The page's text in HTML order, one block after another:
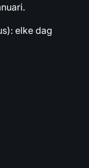
elke dag